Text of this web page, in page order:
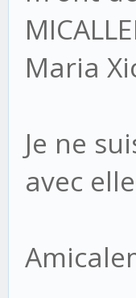
Maria
Je ne
avec